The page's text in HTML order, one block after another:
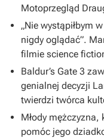
Motoprzegląd
„Nie wystąpiłbym
nigdy oglądać”.
filmie science
Baldur’s Gate 3
genialnej decyzji
twierdzi twórca
Młody
pomóc jego